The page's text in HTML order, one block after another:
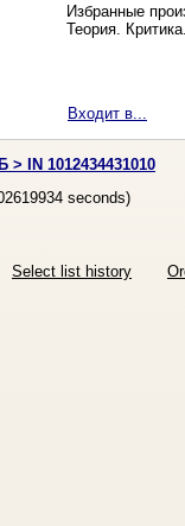
Избранные
Теория.
Входит в...
IN 1012434431010
seconds)
Select list history